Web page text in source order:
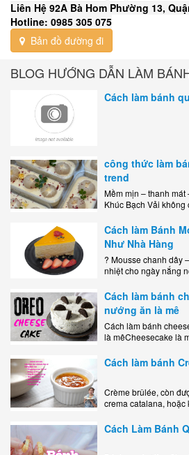
Liên Hệ 92A Bà Hom Phường 13,
Hotline: 0985 305 075
Bản đồ đường đi
BLOG HƯỚNG DẪN LÀM
Cách làm bánh
công thức làm
trend
Mềm mịn – thanh
Khúc Bạch Vải
Cách làm Bánh
Như Nhà Hàng
? Mousse chanh dây
nhiệt cho ngày nắng
dễ..
Cách làm bánh
nướng ăn là mê
Cách làm bánh
là mêCheesecake là
kem..
Cách làm bánh
Crème brûlée, còn
crema catalana, hoặc
lớp..
Cách Làm Bánh